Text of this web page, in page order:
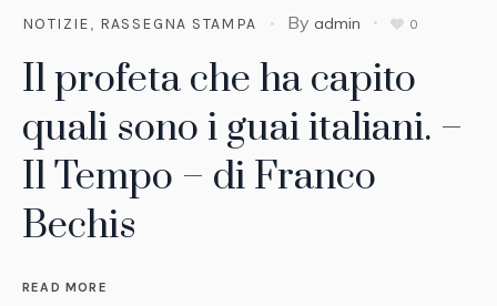
NOTIZIE, RASSEGNA STAMPA By admin 0
Il profeta che ha capito
quali sono i guai italiani. –
Il Tempo – di Franco
Bechis
READ MORE